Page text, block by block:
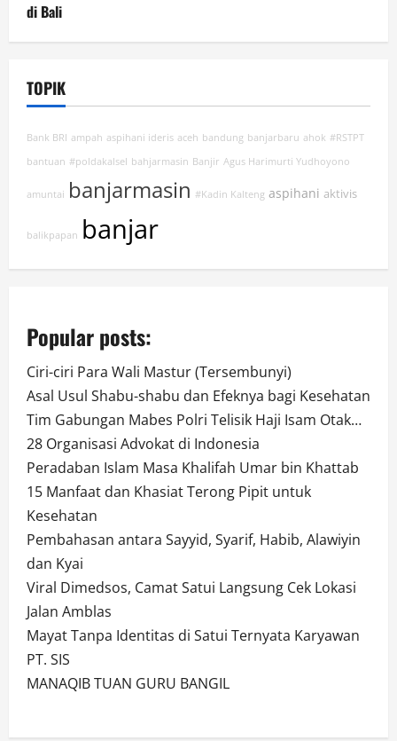
di Bali
TOPIK
Bank BRI ampah aspihani ideris aceh bandung banjarbaru ahok #RSTPT
bantuan #poldakalsel bahjarmasin Banjir Agus Harimurti Yudhoyono
amuntai banjarmasin #Kadin Kalteng aspihani aktivis
balikpapan banjar
Popular posts:
Ciri-ciri Para Wali Mastur (Tersembunyi)
Asal Usul Shabu-shabu dan Efeknya bagi Kesehatan
Tim Gabungan Mabes Polri Telisik Haji Isam Otak…
28 Organisasi Advokat di Indonesia
Peradaban Islam Masa Khalifah Umar bin Khattab
15 Manfaat dan Khasiat Terong Pipit untuk
Kesehatan
Pembahasan antara Sayyid, Syarif, Habib, Alawiyin
dan Kyai
Viral Dimedsos, Camat Satui Langsung Cek Lokasi
Jalan Amblas
Mayat Tanpa Identitas di Satui Ternyata Karyawan
PT. SIS
MANAQIB TUAN GURU BANGIL